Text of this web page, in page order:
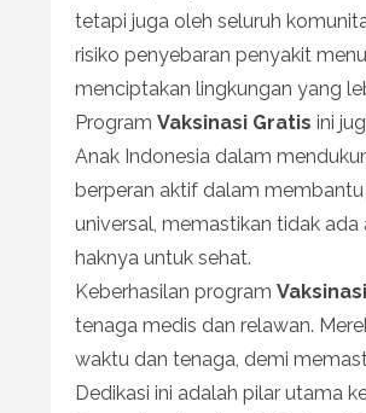
tetapi juga oleh seluruh
risiko penyebaran penyakit
menciptakan lingkungan yang
Program Vaksinasi Gratis ini
Anak Indonesia dalam
berperan aktif dalam
universal, memastikan tidak
haknya untuk sehat.
Keberhasilan program
tenaga medis dan relawan.
waktu dan tenaga, demi
Dedikasi ini adalah pilar utama